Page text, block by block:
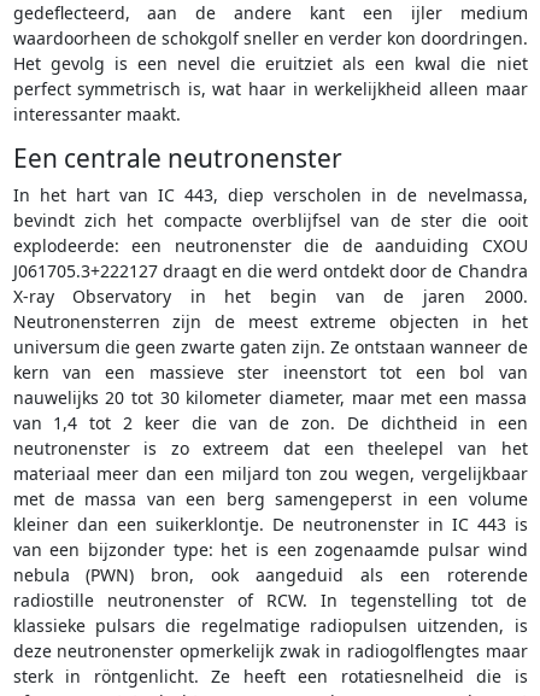
gedeflecteerd, aan de andere kant een ijler medium
waardoorheen de schokgolf sneller en verder kon doordringen.
Het gevolg is een nevel die eruitziet als een kwal die niet
perfect symmetrisch is, wat haar in werkelijkheid alleen maar
interessanter maakt.
Een centrale neutronenster
In het hart van IC 443, diep verscholen in de nevelmassa,
bevindt zich het compacte overblijfsel van de ster die ooit
explodeerde: een neutronenster die de aanduiding CXOU
J061705.3+222127 draagt en die werd ontdekt door de Chandra
X-ray Observatory in het begin van de jaren 2000.
Neutronensterren zijn de meest extreme objecten in het
universum die geen zwarte gaten zijn. Ze ontstaan wanneer de
kern van een massieve ster ineenstort tot een bol van
nauwelijks 20 tot 30 kilometer diameter, maar met een massa
van 1,4 tot 2 keer die van de zon. De dichtheid in een
neutronenster is zo extreem dat een theelepel van het
materiaal meer dan een miljard ton zou wegen, vergelijkbaar
met de massa van een berg samengeperst in een volume
kleiner dan een suikerklontje. De neutronenster in IC 443 is
van een bijzonder type: het is een zogenaamde pulsar wind
nebula (PWN) bron, ook aangeduid als een roterende
radiostille neutronenster of RCW. In tegenstelling tot de
klassieke pulsars die regelmatige radiopulsen uitzenden, is
deze neutronenster opmerkelijk zwak in radiogolflengtes maar
sterk in röntgenlicht. Ze heeft een rotatiesnelheid die is